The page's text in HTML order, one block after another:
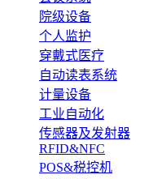
院级设备
个人监护
穿戴式医疗
自动读表系统
计量设备
工业自动化
传感器及发射器
RFID&NFC
POS&税控机